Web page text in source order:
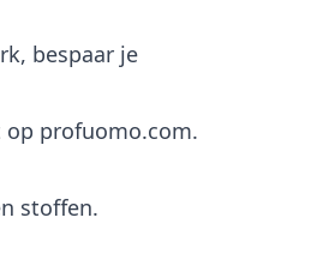
bespaar je
op profuomo.com.
stoffen.